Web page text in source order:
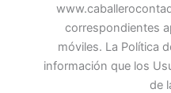
correspondientes
móviles. La Política
información que los
de